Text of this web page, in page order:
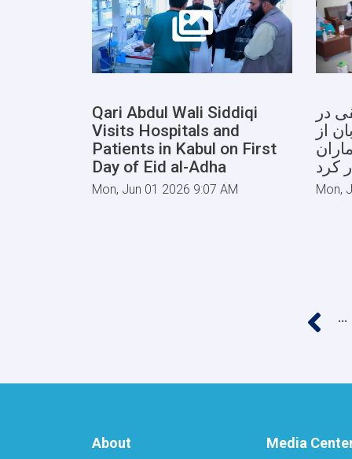
Qari Abdul Wali Siddiqi
Visits Hospitals and
Patients in Kabul on First
Day of Eid al-Adha
Mon, Jun 01 2026 9:07 AM
در
از
کرد
Mon,
…
About Media